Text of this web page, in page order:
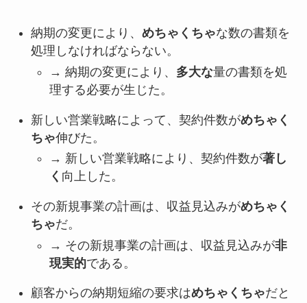
納期の変更により、 めちゃくちゃな数の書類を
処理しなければならない。
→ 納期の変更により、 多大な量の書類を処
理する必要が生じた。
新しい営業戦略によって、契約件数がめちゃく
ちゃ伸びた。
→ 新しい営業戦略により、契約件数が著し
く 向上した。
その新規事業の計画は、収益見込みがめちゃく
ちゃだ。
→ その新規事業の計画は、収益見込みが非
現実的である。
顧客からの納期短縮の要求はめちゃくちゃだと